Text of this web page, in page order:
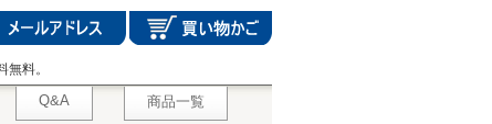
料。
Q&A 商品一覧